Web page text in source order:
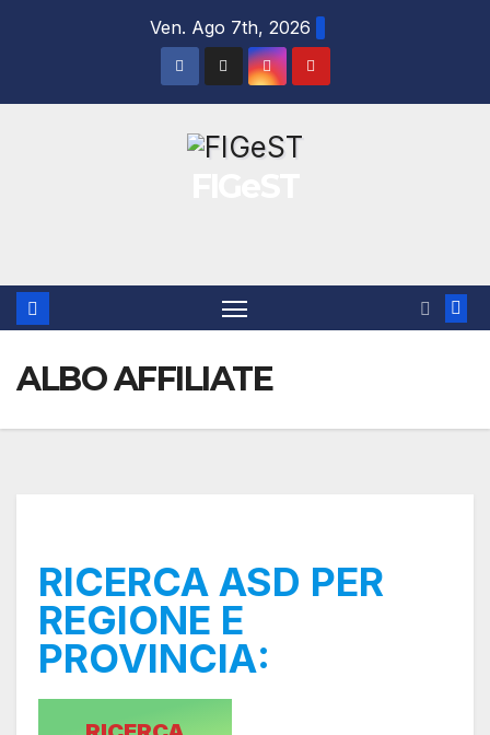
Ven. Ago 7th, 2026
ALBO AFFILIATE
RICERCA ASD PER
REGIONE E
PROVINCIA: